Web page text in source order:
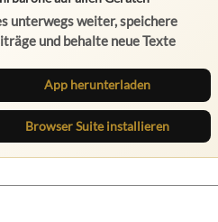
unterwegs weiter, speichere
und behalte neue Texte
App herunterladen
Browser Suite installieren